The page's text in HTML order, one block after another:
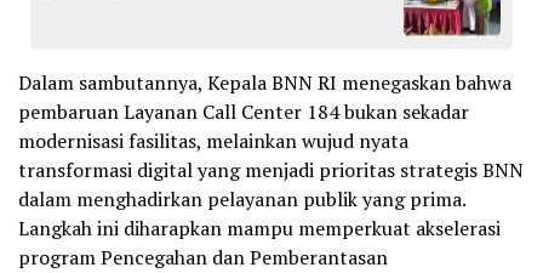
Dalam sambutannya, Kepala BNN RI menegaskan bahwa
pembaruan Layanan Call Center 184 bukan sekadar
modernisasi fasilitas, melainkan wujud nyata
transformasi digital yang menjadi prioritas strategis BNN
dalam menghadirkan pelayanan publik yang prima.
Langkah ini diharapkan mampu memperkuat akselerasi
program Pencegahan dan Pemberantasan